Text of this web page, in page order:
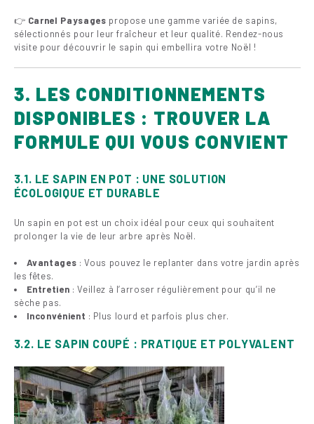
👉 Carnel Paysages propose une gamme variée de sapins,
sélectionnés pour leur fraîcheur et leur qualité. Rendez-nous
visite pour découvrir le sapin qui embellira votre Noël !
3. LES CONDITIONNEMENTS
DISPONIBLES : TROUVER LA
FORMULE QUI VOUS CONVIENT
3.1. LE SAPIN EN POT : UNE SOLUTION
ÉCOLOGIQUE ET DURABLE
Un sapin en pot est un choix idéal pour ceux qui souhaitent
prolonger la vie de leur arbre après Noël.
Avantages : Vous pouvez le replanter dans votre jardin après
les fêtes.
Entretien : Veillez à l’arroser régulièrement pour qu’il ne
sèche pas.
Inconvénient : Plus lourd et parfois plus cher.
3.2. LE SAPIN COUPÉ : PRATIQUE ET POLYVALENT